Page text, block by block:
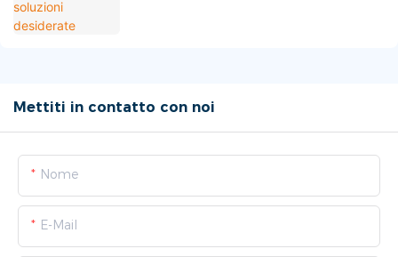
Mettiti in contatto con noi
Nome
E-Mail